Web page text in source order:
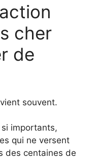
cher
de
souvent.
importants,
qui ne versent
des centaines de